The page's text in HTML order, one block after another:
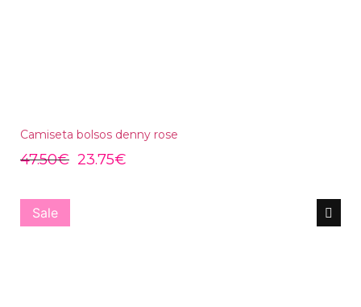
Camiseta bolsos denny rose
47.50€ 23.75€
Sale